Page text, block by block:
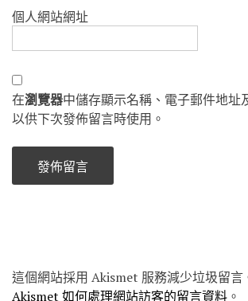
個人網站網址
在瀏覽器中儲存顯示名稱、電子郵件地址
以供下次發佈留言時使用。
這個網站採用 Akismet 服務減少垃圾留言
Akismet 如何處理網站訪客的留言資料 。